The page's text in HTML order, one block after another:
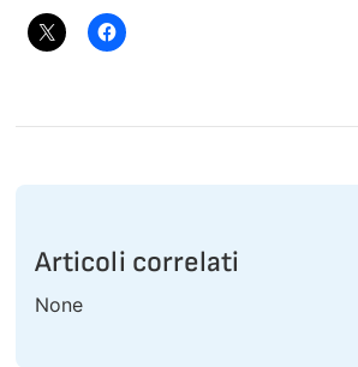
Articoli correlati
None